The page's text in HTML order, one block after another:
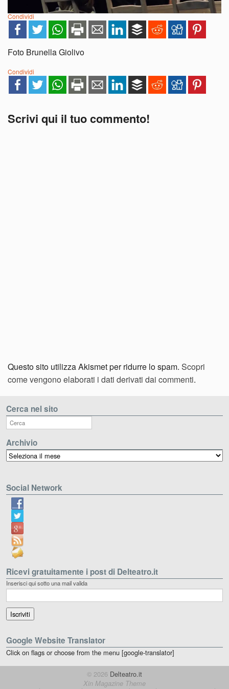
Condividi
Foto Brunella Giolivo
Condividi
Scrivi qui il tuo commento!
Questo sito utilizza Akismet per ridurre lo spam. Scopri
come vengono elaborati i dati derivati dai commenti.
Cerca nel sito
Archivio
Archivio
Social Network
Ricevi gratuitamente i post di Delteatro.it
Inserisci qui sotto una mail valida
Google Website Translator
Click on flags or choose from the menu [google-translator]
© 2026 Delteatro.it
Xin Magazine Theme